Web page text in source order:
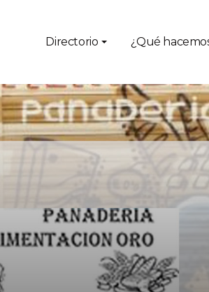
Directorio ¿Qué